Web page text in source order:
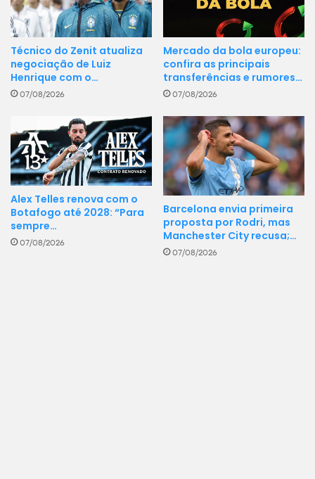
Técnico do Zenit atualiza
negociação de Luiz
Henrique com o…
07/08/2026
Mercado da bola europeu:
confira as principais
transferências e rumores…
07/08/2026
Alex Telles renova com o
Botafogo até 2028: “Para
sempre…
07/08/2026
Barcelona envia primeira
proposta por Rodri, mas
Manchester City recusa;…
07/08/2026